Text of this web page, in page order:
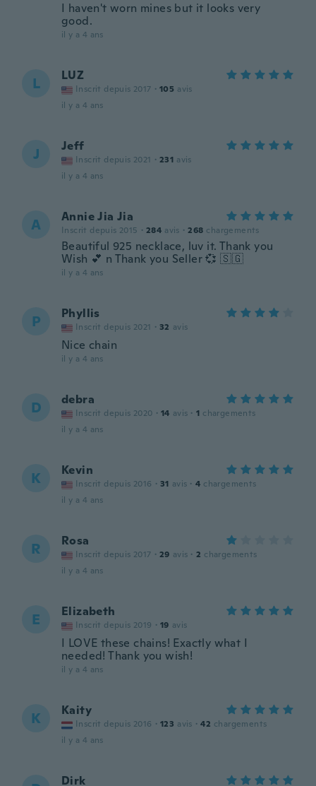
I haven't worn mines but it looks very
good.
il y a 4 ans
L LUZ
Inscrit depuis 2017 · 105 avis
il y a 4 ans
J Jeff
Inscrit depuis 2021 · 231 avis
il y a 4 ans
A Annie Jia Jia
Inscrit depuis 2015 · 284 avis · 268 chargements
Beautiful 925 necklace, luv it. Thank you
Wish 💕 n Thank you Seller 💞 🇸🇬
il y a 4 ans
P Phyllis
Inscrit depuis 2021 · 32 avis
Nice chain
il y a 4 ans
D debra
Inscrit depuis 2020 · 14 avis · 1 chargements
il y a 4 ans
K Kevin
Inscrit depuis 2016 · 31 avis · 4 chargements
il y a 4 ans
R Rosa
Inscrit depuis 2017 · 29 avis · 2 chargements
il y a 4 ans
E Elizabeth
Inscrit depuis 2019 · 19 avis
I LOVE these chains! Exactly what I
needed! Thank you wish!
il y a 4 ans
K Kaity
Inscrit depuis 2016 · 123 avis · 42 chargements
il y a 4 ans
Dirk